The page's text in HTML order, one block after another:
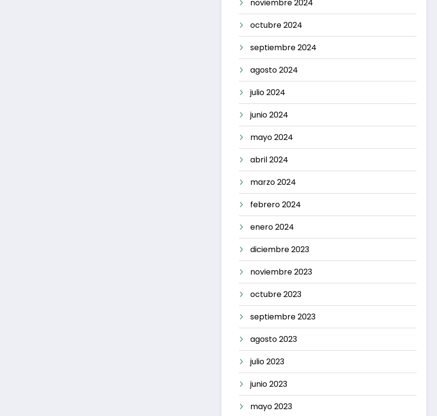
noviembre 2024
octubre 2024
septiembre 2024
agosto 2024
julio 2024
junio 2024
mayo 2024
abril 2024
marzo 2024
febrero 2024
enero 2024
diciembre 2023
noviembre 2023
octubre 2023
septiembre 2023
agosto 2023
julio 2023
junio 2023
mayo 2023